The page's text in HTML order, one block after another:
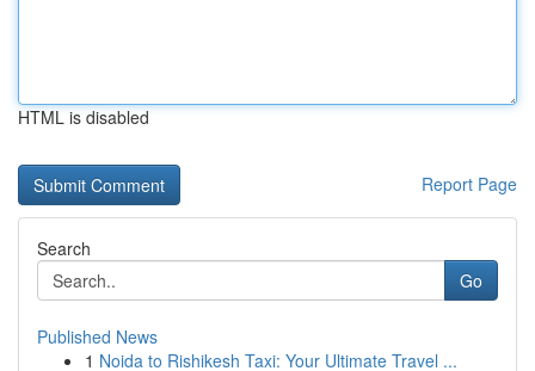
HTML is disabled
Report Page
Search
Go
Published News
1 Noida to Rishikesh Taxi: Your Ultimate Travel ...